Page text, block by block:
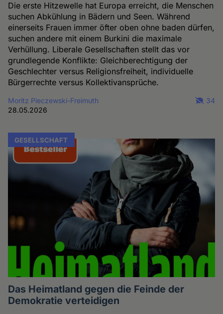
Die erste Hitzewelle hat Europa erreicht, die Menschen
suchen Abkühlung in Bädern und Seen. Während
einerseits Frauen immer öfter oben ohne baden dürfen,
suchen andere mit einem Burkini die maximale
Verhüllung. Liberale Gesellschaften stellt das vor
grundlegende Konflikte: Gleichberechtigung der
Geschlechter versus Religionsfreiheit, individuelle
Bürgerrechte versus Kollektivansprüche.
Moritz Pieczewski-Freimuth
28.05.2026
34
GESELLSCHAFT
Das Heimatland gegen die Feinde der
Demokratie verteidigen